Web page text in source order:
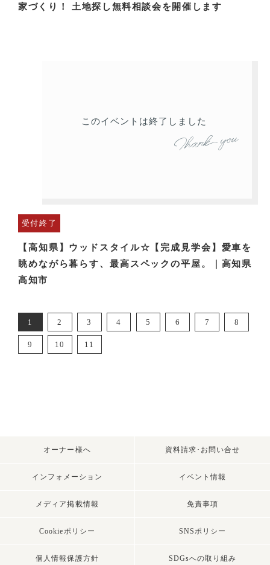
家づくり！ 土地探し無料相談会を開催します
このイベントは終了しました
受付終了
【高知県】ウッドスタイル☆【完成見学会】愛車を
眺めながら暮らす、最高スペックの平屋。｜高知県
高知市
1 2 3 4 5 6 7 8
9 10 11
オーナー様へ 資料請求･お問い合せ
インフォメーション イベント情報
メディア掲載情報 免責事項
Cookieポリシー SNSポリシー
個人情報保護方針 SDGsへの取り組み